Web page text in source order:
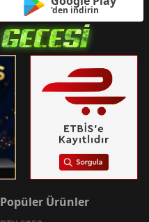
'den indirin
Popüler Ürünler